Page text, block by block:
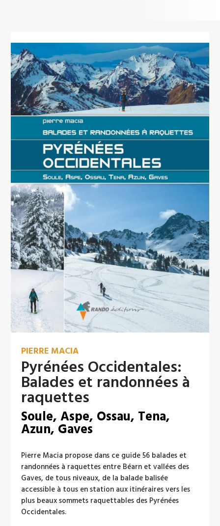
PIERRE MACIA
Pyrénées Occidentales:
Balades et randonnées à
raquettes
Soule, Aspe, Ossau, Tena,
Azun, Gaves
Pierre Macia propose dans ce guide 56 balades et
randonnées à raquettes entre Béarn et vallées des
Gaves, de tous niveaux, de la balade balisée
accessible à tous en station aux itinéraires vers les
plus beaux sommets raquettables des Pyrénées
Occidentales.